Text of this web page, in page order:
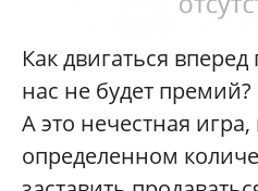
Как двигаться
нас не будет
А это нечестная
определенном